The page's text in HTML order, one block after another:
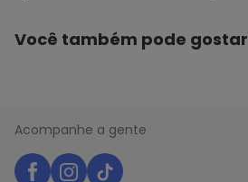
Você também pode gostar
Acompanhe a gente